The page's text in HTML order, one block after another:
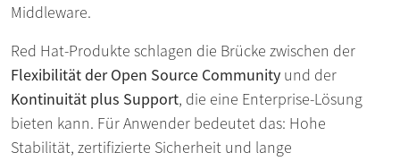
Middleware.
Red Hat-Produkte schlagen die Brücke zwischen der
Flexibilität der Open Source Community und der
Kontinuität plus Support, die eine Enterprise-Lösung
bieten kann. Für Anwender bedeutet das: Hohe
Stabilität, zertifizierte Sicherheit und lange